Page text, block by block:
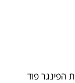
הפינגר פוד